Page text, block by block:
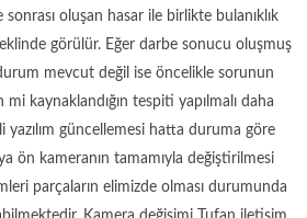
sonrası oluşan hasar ile birlikte bulanıklık
görülür. Eğer darbe sonucu oluşmuş
mevcut değil ise öncelikle sorunun
mi kaynaklandığın tespiti yapılmalı daha
yazılım güncellemesi hatta duruma göre
ön kameranın tamamıyla değiştirilmesi
parçaların elimizde olması durumunda